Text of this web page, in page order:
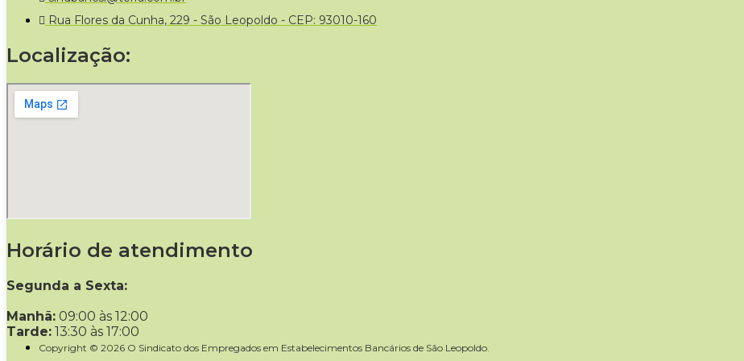
Rua Flores da Cunha, 229 - São Leopoldo - CEP: 93010-160
Localização:
Horário de atendimento
Segunda a Sexta:
Manhã: 09:00 às 12:00
Tarde: 13:30 às 17:00
Copyright © 2026 O Sindicato dos Empregados em Estabelecimentos Bancários de São Leopoldo.